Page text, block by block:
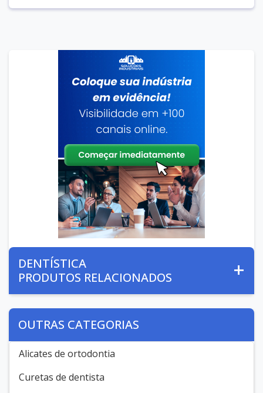
DENTÍSTICA
PRODUTOS RELACIONADOS
OUTRAS CATEGORIAS
Alicates de ortodontia
Curetas de dentista